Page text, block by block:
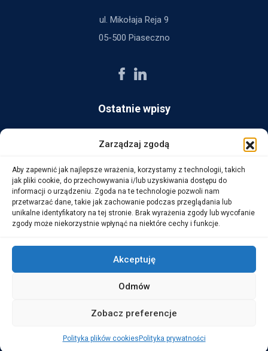
Zarządzaj zgodą
Aby zapewnić jak najlepsze wrażenia, korzystamy z technologii, takich
jak pliki cookie, do przechowywania i/lub uzyskiwania dostępu do
informacji o urządzeniu. Zgoda na te technologie pozwoli nam
przetwarzać dane, takie jak zachowanie podczas przeglądania lub
unikalne identyfikatory na tej stronie. Brak wyrażenia zgody lub wycofanie
zgody może niekorzystnie wpłynąć na niektóre cechy i funkcje.
Akceptuję
Odmów
Zobacz preferencje
Polityka plików cookies Polityka prywatności
ul. Mikołaja Reja 9
05-500 Piaseczno
Ostatnie wpisy
Micro
14 października, 2025
WarehouseLAB: LOGISTYKA 4.0 – Automatyzacja i
Optymalizacja Procesów Logistycznych
ALL RIGHTS RESERVED